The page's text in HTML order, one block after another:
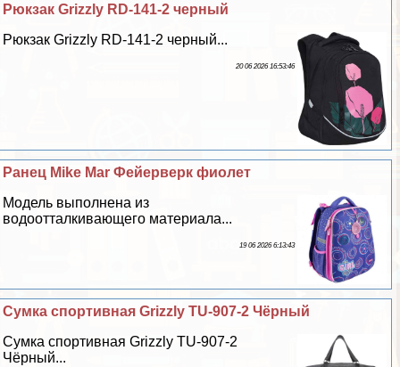
Рюкзак Grizzly RD-141-2 черный
Рюкзак Grizzly RD-141-2 черный...
20 06 2026 16:53:46
Ранец Mike Mar Фейерверк фиолет
Модель выполнена из
водоотталкивающего материала...
19 06 2026 6:13:43
Сумка спортивная Grizzly TU-907-2 Чёрный
Сумка спортивная Grizzly TU-907-2
Чёрный...